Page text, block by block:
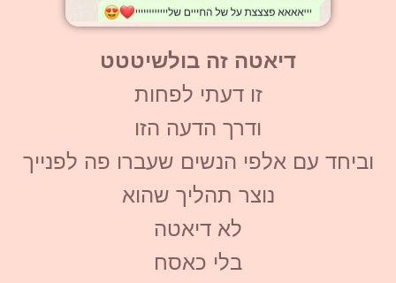
דיאטה זה בולשיטטט
זו דעתי לפחות
ודרך הדעה הזו
וביחד עם אלפי הנשים שעברו פה לפנייך
נוצר תהליך שהוא
לא דיאטה
בלי כאסח